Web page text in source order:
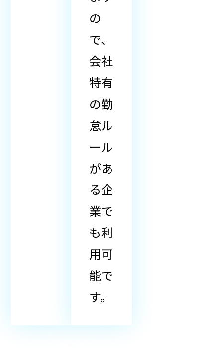
の
で、
会社
特有
の勤
怠ル
ール
があ
る企
業で
も利
用可
能で
す。